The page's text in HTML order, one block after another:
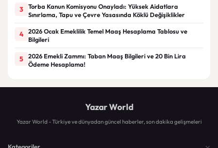
3
Torba Kanun Komisyonu Onayladı: Yüksek Aidatlara
Sınırlama, Tapu ve Çevre Yasasında Köklü Değişiklikler
4
2026 Ocak Emeklilik Temel Maaş Hesaplama Tablosu ve
Bilgileri
5
2026 Emekli Zammı: Taban Maaş Bilgileri ve 20 Bin Lira
Ödeme Hesaplama!
Yazar World
Yazar World - Türkiye ve dünyadan güncel haberler, son dakika gelişmeleri
Kategoriler